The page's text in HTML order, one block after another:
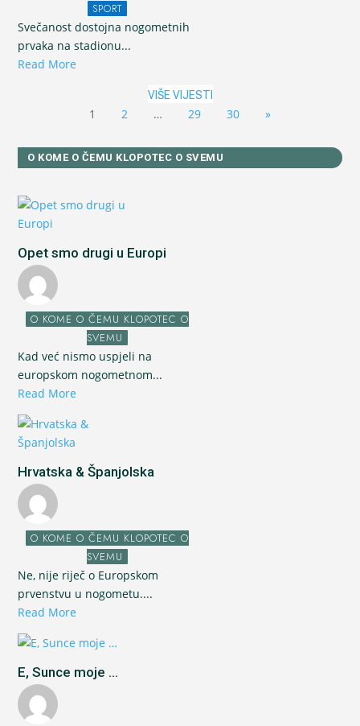
SPORT
Svečanost dostojna nogometnih
prvaka na stadionu...
Read More
VIŠE VIJESTI
1 2 … 29 30 »
O KOME O ČEMU KLOPOTEC O SVEMU
Opet smo drugi u Europi
O KOME O ČEMU KLOPOTEC O
SVEMU
Kad već nismo uspjeli na
europskom nogometnom...
Read More
Hrvatska & Španjolska
O KOME O ČEMU KLOPOTEC O
SVEMU
Ne, nije riječ o Europskom
prvenstvu u nogometu....
Read More
E, Sunce moje ...